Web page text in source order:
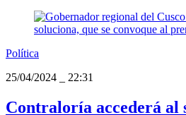
Política
25/04/2024
22:31
Contraloría accederá al